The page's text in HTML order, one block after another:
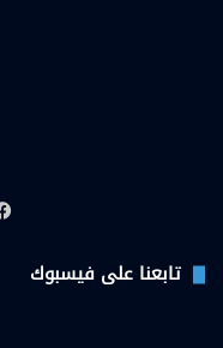
تابعنا على فيسبوك